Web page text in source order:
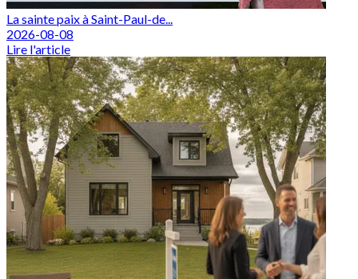
La sainte paix à Saint-Paul-de...
2026-08-08
Lire l'article